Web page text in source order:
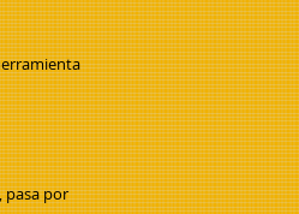
pasa por